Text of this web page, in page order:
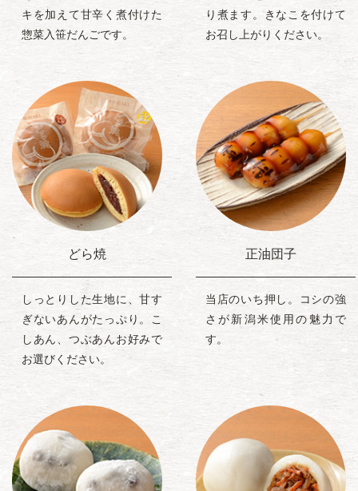
キを加えて甘辛く煮付けた
惣菜入笹だんごです。
り煮ます。きなこを付けて
お召し上がりください。
どら焼
しっとりした生地に、甘す
ぎないあんがたっぷり。こ
しあん、つぶあんお好みで
お選びください。
正油団子
当店のいち押し。コシの強
さが新潟米使用の魅力で
す。